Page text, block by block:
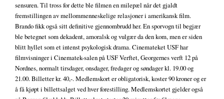
sensuren. Til tross for dette ble filmen en milepæl når det gjaldt
fremstillingen av mellommenneskelige relasjoner i amerikansk film.
Brando fikk også sitt definitive gjennombrudd her. En sporvogn til begjær
ble betegnet som dekadent, amoralsk og vulgær da den kom, men er siden
blitt hyllet som et intenst psykologisk drama. Cinemateket USF har
filmvisninger i Cinematek-salen på USF Verftet, Georgernes verft 12 på
Nordnes, normalt tirsdager, onsdager, fredager og søndager kl. 19.00 og
21.00. Billetter kr. 40,-. Medlemskort er obligatorisk, koster 90 kroner og er
å få kjøpt i billettsalget ved hver forestilling. Medlemskortet gjelder også